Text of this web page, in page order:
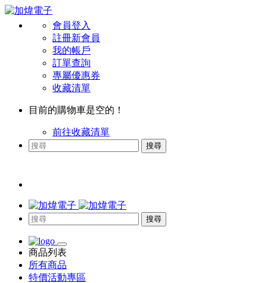
會員登入
註冊新會員
我的帳戶
訂單查詢
專屬優惠券
收藏清單
目前的購物車是空的！
前往收藏清單
搜尋
搜尋
商品列表
所有商品
特價活動專區